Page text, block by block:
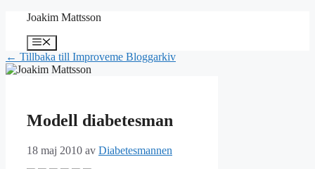
Hoppa
innehåll
Joakim Mattsson
Meny
← Tillbaka till Improveme Bloggarkiv
Modell diabetesman
18 maj 2010 av Diabetesmannen